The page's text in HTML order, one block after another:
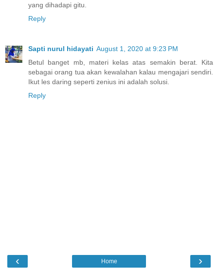
yang dihadapi gitu.
Reply
Sapti nurul hidayati August 1, 2020 at 9:23 PM
Betul banget mb, materi kelas atas semakin berat. Kita
sebagai orang tua akan kewalahan kalau mengajari sendiri.
Ikut les daring seperti zenius ini adalah solusi.
Reply
‹ ›
Home